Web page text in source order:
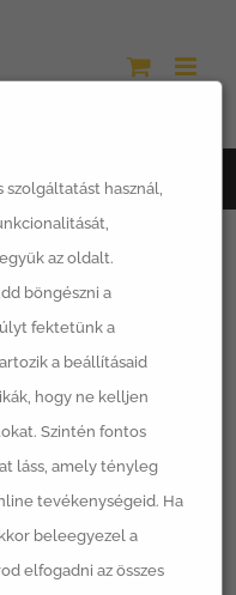
használ,
az oldalt.
böngészni a
fektetünk a
a beállításaid
hogy ne kelljen
Szintén fontos
láss, amely tényleg
tevékenységeid. Ha
beleegyezel a
elfogadni az összes